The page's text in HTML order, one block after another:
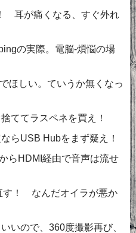
耳が痛くなる、すぐ外れ
の実際。電脳-煩悩の場
ほしい。ていうか無くなっ
ててラスペネを買え！
らUSB Hubをまず疑え！
らHDMI経由で音声は流せ
す！ なんだオイラが悪か
いので、360度撮影再び、